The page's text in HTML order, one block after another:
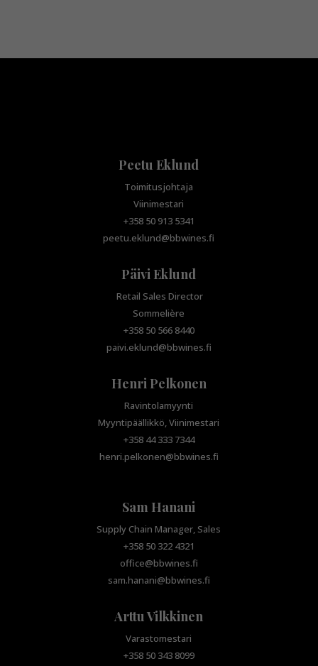
Peetu Eklund
Toimitusjohtaja
Viinimestari
+358 50 913 5341
peetu.eklund@bbwines.fi
Päivi Eklund
Retail Sales Director
Sommelière
+358 50 566 8440
paivi.eklund@bbwines.fi
Henri Pelkonen
Ravintolamyynti
Myyntipäällikkö, Viinimestari
+358 44 333 7344
henri.pelkonen@bbwines.fi
Sam Hanani
Supply Chain Manager, Sales
+358 50 322 4321
office@bbwines.fi
sam.hanani@bbwines.fi
Arttu Vilkkinen
Varastomestari
+358 50 343 8099